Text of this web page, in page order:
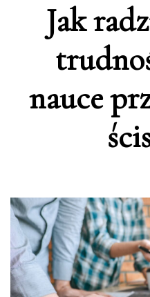
Jak
nauce